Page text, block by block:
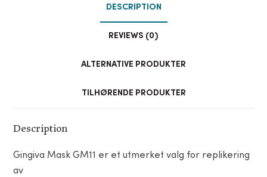
DESCRIPTION
REVIEWS (0)
ALTERNATIVE PRODUKTER
TILHØRENDE PRODUKTER
Description
Gingiva Mask GM11 er et utmerket valg for replikering
av